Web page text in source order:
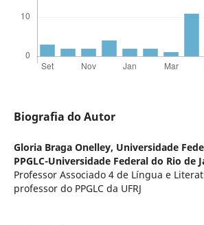
Biografia do Autor
Gloria Braga Onelley, Universidade
PPGLC-Universidade Federal do Rio de
Professor Associado 4 de Língua e
professor do PPGLC da UFRJ